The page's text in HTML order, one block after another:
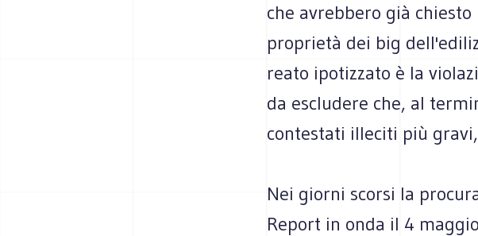
che avrebbero già
proprietà dei big
reato ipotizzato è la
da escludere che, al
contestati illeciti più
Nei giorni scorsi la
Report in onda il 4